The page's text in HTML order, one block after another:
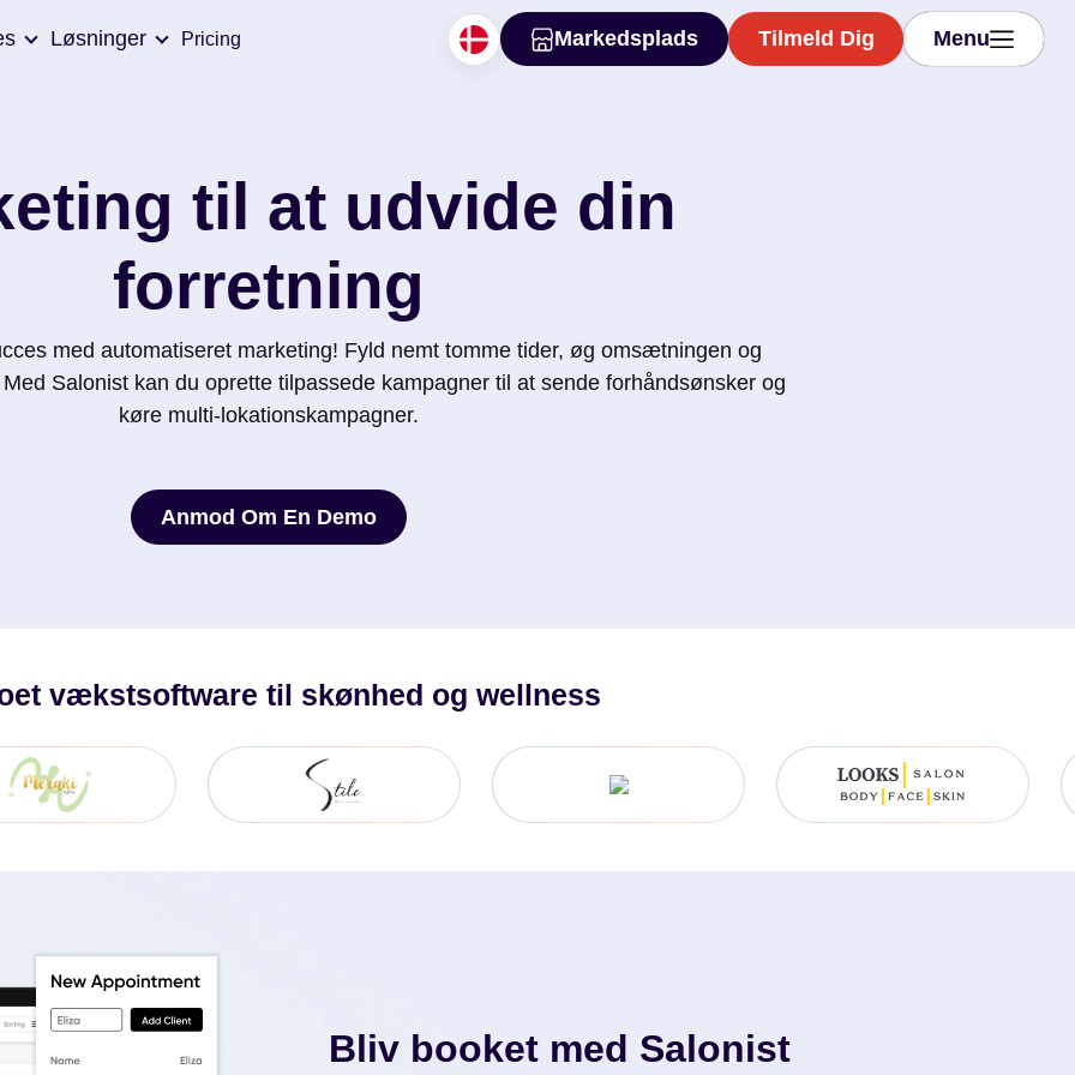
Løsninger Pricing Markedsplads Tilmeld Dig Menu
til at udvide din
forretning
med automatiseret marketing! Fyld nemt tomme tider, øg omsætningen og
Salonist kan du oprette tilpassede kampagner til at sende forhåndsønsker og
køre multi-lokationskampagner.
Anmod Om En Demo
vækstsoftware til skønhed og wellness
Bliv booket med Salonist